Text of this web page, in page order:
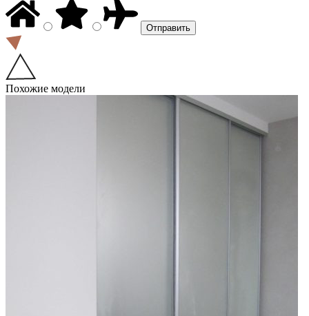
Похожие модели